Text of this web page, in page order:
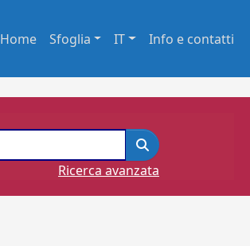
Home Sfoglia IT Info e contatti
Ricerca avanzata